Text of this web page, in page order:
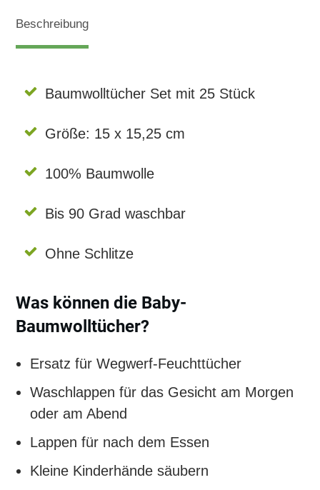
Beschreibung
Baumwolltücher Set mit 25 Stück
Größe: 15 x 15,25 cm
100% Baumwolle
Bis 90 Grad waschbar
Ohne Schlitze
Was können die Baby-
Baumwolltücher?
Ersatz für Wegwerf-Feuchttücher
Waschlappen für das Gesicht am Morgen
oder am Abend
Lappen für nach dem Essen
Kleine Kinderhände säubern